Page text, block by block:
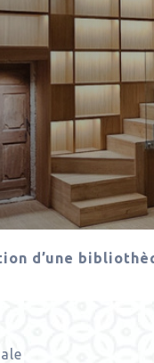
d’une